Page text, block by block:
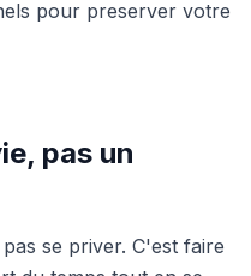
pour preserver votre
pas un
se priver. C'est faire